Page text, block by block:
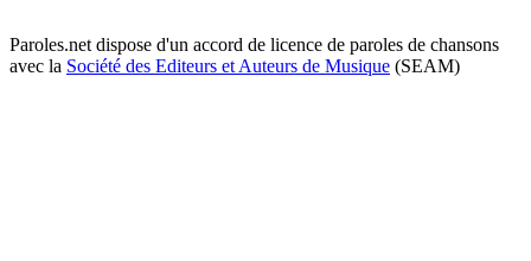
Paroles.net dispose d'un accord de licence de paroles de chansons
avec la Société des Editeurs et Auteurs de Musique (SEAM)